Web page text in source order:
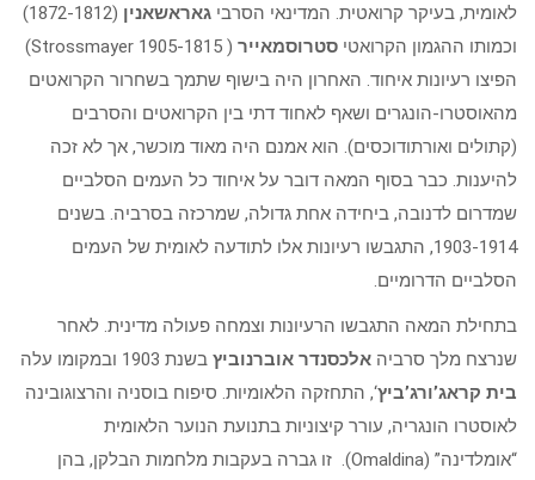
לאומית, בעיקר קרואטית. המדינאי הסרבי גאראשאנין
(1872-1812)
וכמותו ההגמון הקרואטי סטרוסמאייר
( Strossmayer 1905-1815)
הפיצו רעיונות איחוד. האחרון היה בישוף שתמך בשחרור הקרואטים
מהאוסטרו-הונגרים ושאף לאחוד דתי בין הקרואטים והסרבים
(קתולים ואורתודוכסים). הוא אמנם היה מאוד מוכשר, אך לא זכה
להיענות. כבר בסוף המאה דובר על איחוד כל העמים הסלביים
שמדרום לדנובה, ביחידה אחת גדולה, שמרכזה בסרביה. בשנים
1903-1914, התגבשו רעיונות אלו לתודעה לאומית של העמים
הסלביים הדרומיים.
בתחילת המאה התגבשו הרעיונות וצמחה פעולה מדינית. לאחר
שנרצח מלך סרביה אלכסנדר אוברנוביץ בשנת 1903 ובמקומו עלה
בית קראג’ורג’ביץ‘, התחזקה הלאומיות. סיפוח בוסניה והרצוגובינה
לאוסטרו הונגריה, עורר קיצוניות בתנועת הנוער הלאומית
“אומלדינה” (Omaldina). זו גברה בעקבות מלחמות הבלקן, בהן